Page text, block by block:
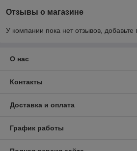
Отзывы о магазине
У компании пока нет отзывов, добавьте
О нас
Контакты
Доставка и оплата
График работы